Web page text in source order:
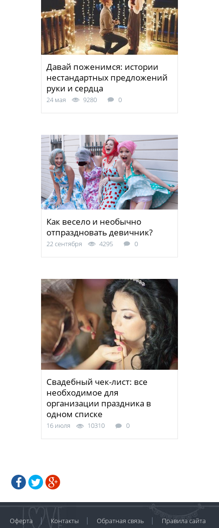
Давай поженимся: истории
нестандартных предложений
руки и сердца
24 мая 9280 0
Как весело и необычно
отпраздновать девичник?
22 сентября 4295 0
Свадебный чек-лист: все
необходимое для
организации праздника в
одном списке
16 июля 10310 0
Оферта Контакты Обратная связь Правила сайта